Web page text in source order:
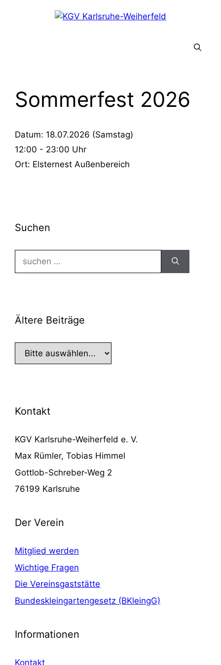
Sommerfest 2026
Datum: 18.07.2026 (Samstag)
12:00 - 23:00 Uhr
Ort: Elsternest Außenbereich
Suchen
nach:
Ältere Beiträge
Kontakt
KGV Karlsruhe-Weiherfeld e. V.
Max Rümler, Tobias Himmel
Gottlob-Schreber-Weg 2
76199 Karlsruhe
Der Verein
Mitglied werden
Wichtige Fragen
Die Vereinsgaststätte
Bundeskleingartengesetz (BKleingG)
Informationen
Kontakt